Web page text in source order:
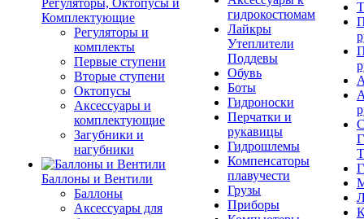
Регуляторы, Октопусы и
Комплектующие
Регуляторы и
комплекты
Первые ступени
Вторые ступени
Октопусы
Аксессуары и
комплектующие
Загубники и
нагубники
Баллоны и Вентили
Баллоны
Аксессуары для
гидрокостюмам
Лайкры
Утеплители
Поддевы
Обувь
Боты
Гидроноски
Перчатки и
рукавицы
Гидрошлемы
Компенсаторы
плавучести
Грузы
Приборы